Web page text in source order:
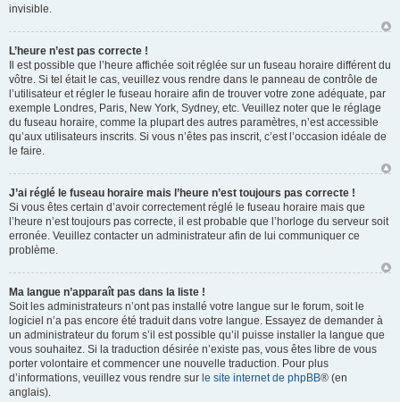
invisible.
L’heure n’est pas correcte !
Il est possible que l’heure affichée soit réglée sur un fuseau horaire différent du
vôtre. Si tel était le cas, veuillez vous rendre dans le panneau de contrôle de
l’utilisateur et régler le fuseau horaire afin de trouver votre zone adéquate, par
exemple Londres, Paris, New York, Sydney, etc. Veuillez noter que le réglage
du fuseau horaire, comme la plupart des autres paramètres, n’est accessible
qu’aux utilisateurs inscrits. Si vous n’êtes pas inscrit, c’est l’occasion idéale de
le faire.
J’ai réglé le fuseau horaire mais l’heure n’est toujours pas correcte !
Si vous êtes certain d’avoir correctement réglé le fuseau horaire mais que
l’heure n’est toujours pas correcte, il est probable que l’horloge du serveur soit
erronée. Veuillez contacter un administrateur afin de lui communiquer ce
problème.
Ma langue n’apparaît pas dans la liste !
Soit les administrateurs n’ont pas installé votre langue sur le forum, soit le
logiciel n’a pas encore été traduit dans votre langue. Essayez de demander à
un administrateur du forum s’il est possible qu’il puisse installer la langue que
vous souhaitez. Si la traduction désirée n’existe pas, vous êtes libre de vous
porter volontaire et commencer une nouvelle traduction. Pour plus
d’informations, veuillez vous rendre sur le site internet de phpBB® (en
anglais).